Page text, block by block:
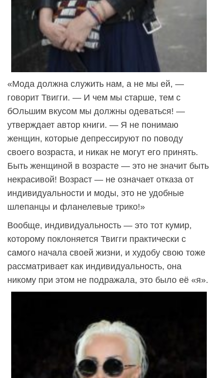
«Мода должна служить нам, а не мы ей, —
говорит Твигги. — И чем мы старше, тем с
бОльшим вкусом мы должны одеваться! —
утверждает автор книги. — Я не понимаю
женщин, которые депрессируют по поводу
своего возраста, и никак не могут его принять.
Быть женщиной в возрасте — это не значит быть
некрасивой! Возраст — не означает отказа от
индивидуальности и моды, это не удобные
шлепанцы и фланелевые трико!»
Вообще, индивидуальность — это тот кумир,
которому поклоняется Твигги практически с
самого начала своей жизни, и худобу свою тоже
рассматривает как индивидуальность, она
никому при этом не подражала, это было её «я».